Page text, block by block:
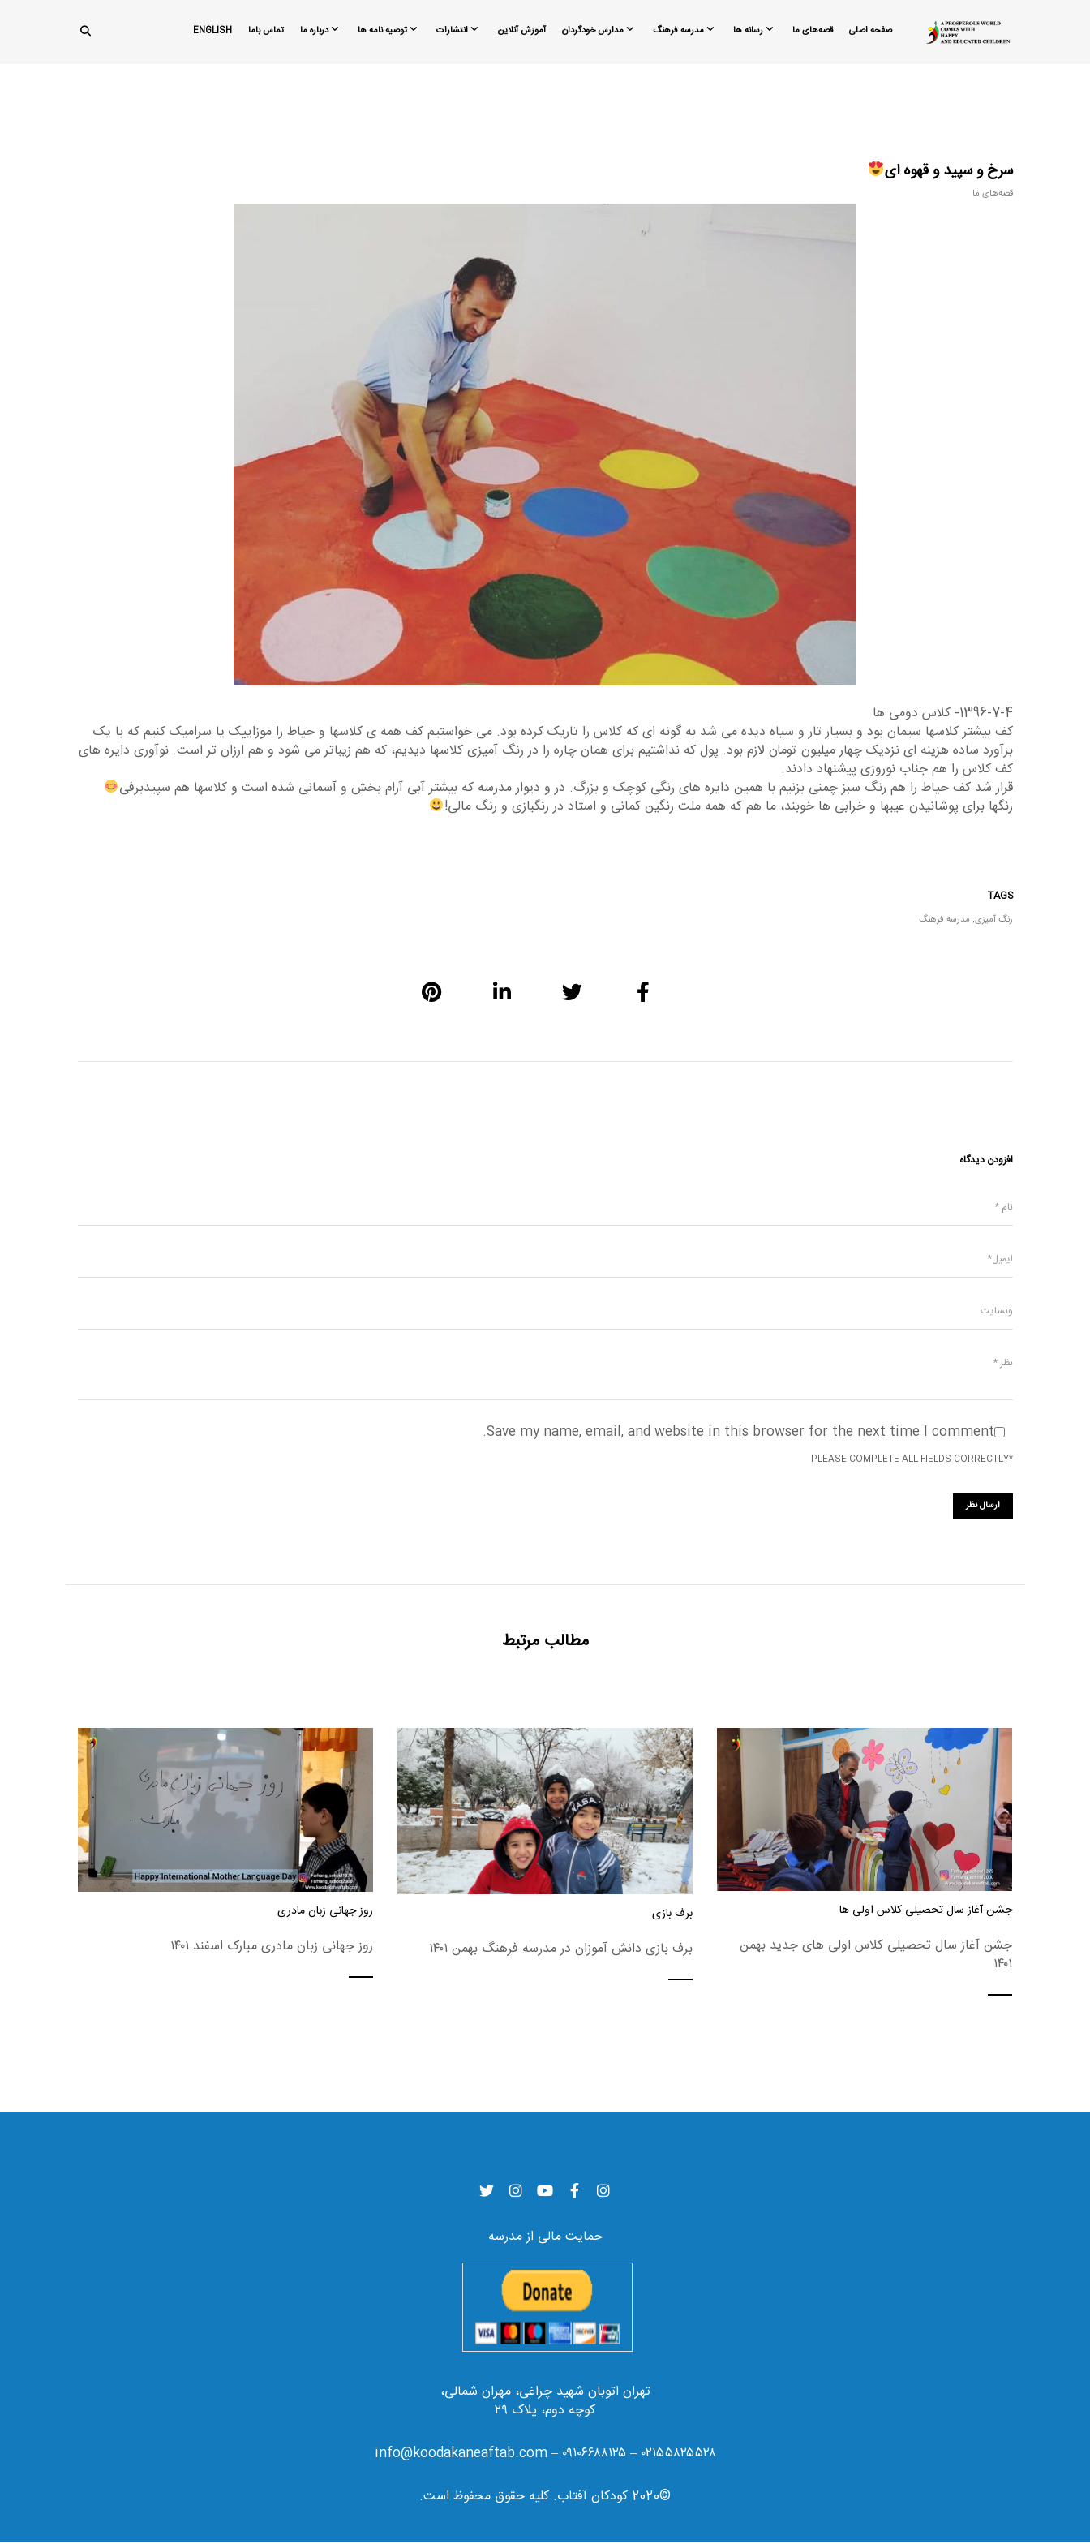
صفحه اصلی قصه‌های ما رسانه ها مدرسه فرهنگ مدارس خودگردان آموزش آنلاین انتشارات توصیه نامه ها درباره ما تماس باما ENGLISH
سرخ و سپید و قهوه ای
قصه‌های ما
1396-7-4- کلاس دومی ها
کف بیشتر کلاسها سیمان بود و بسیار تار و سیاه دیده می شد به گونه ای که کلاس را تاریک کرده بود. می خواستیم کف همه ی کلاسها و حیاط را موزاییک یا سرامیک کنیم که با یک
برآورد ساده هزینه ای نزدیک چهار میلیون تومان لازم بود. پول که نداشتیم برای همان چاره را در رنگ آمیزی کلاسها دیدیم، که هم زیباتر می شود و هم ارزان تر است. نوآوری دایره های
کف کلاس را هم جناب نوروزی پیشنهاد دادند.
قرار شد کف حیاط را هم رنگ سبز چمنی بزنیم با همین دایره های رنگی کوچک و بزرگ. در و دیوار مدرسه که بیشتر آبی آرام بخش و آسمانی شده است و کلاسها هم سپیدبرفی
رنگها برای پوشانیدن عیبها و خرابی ها خوبند، ما هم که همه ملت رنگین کمانی و استاد در رنگبازی و رنگ مالی!
TAGS
رنگ آمیزی, مدرسه فرهنگ
افزودن دیدگاه
Save my name, email, and website in this browser for the next time I comment.
*PLEASE COMPLETE ALL FIELDS CORRECTLY
مطالب مرتبط
روز جهانی زبان مادری
روز جهانی زبان مادری مبارک اسفند ۱۴۰۱
برف بازی
برف بازی دانش آموزان در مدرسه فرهنگ بهمن ۱۴۰۱
جشن آغاز سال تحصیلی کلاس اولی ها
جشن آغاز سال تحصیلی کلاس اولی های جدید بهمن
۱۴۰۱
حمایت مالی از مدرسه
تهران اتوبان شهید چراغی، مهران شمالی،
کوچه دوم، پلاک ۲۹
۰۲۱۵۵۸۲۵۵۲۸ – ۰۹۱۰۶۶۸۸۱۲۵ – info@koodakaneaftab.com
©2020 کودکان آفتاب. کلیه حقوق محفوظ است.